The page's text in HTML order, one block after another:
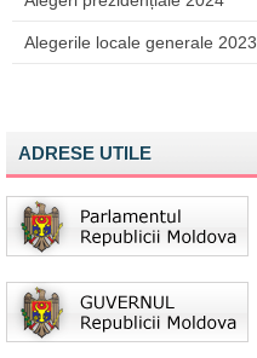
Alegerile locale generale 2023
ADRESE UTILE